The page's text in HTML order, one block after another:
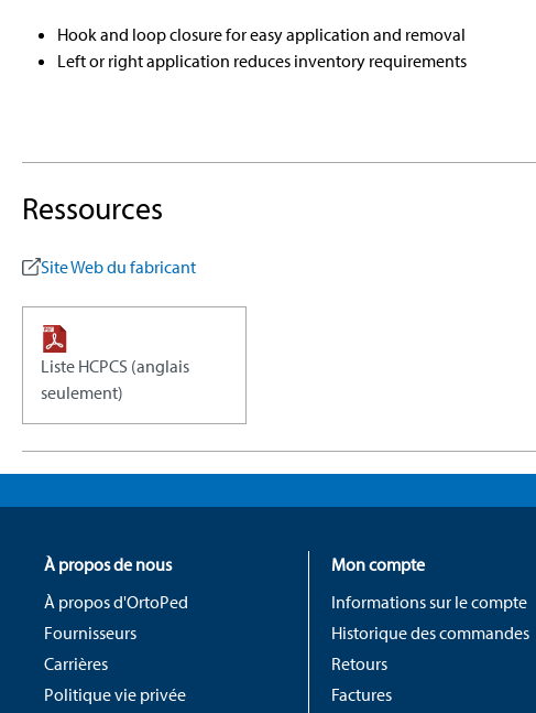
Hook and loop closure for easy application and removal
Left or right application reduces inventory requirements
Ressources
Site Web du fabricant
Liste HCPCS (anglais
seulement)
À propos de nous
À propos d'OrtoPed
Fournisseurs
Carrières
Politique vie privée
Mon compte
Informations sur le compte
Historique des commandes
Retours
Factures